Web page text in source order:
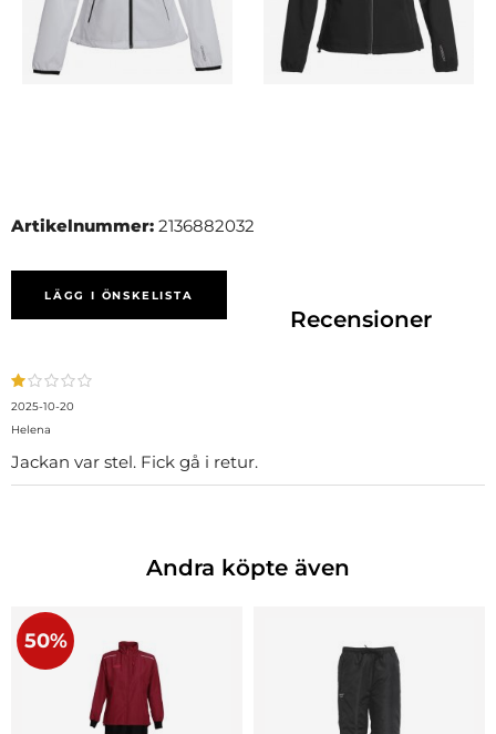
Artikelnummer: 2136882032
LÄGG I ÖNSKELISTA
Recensioner
2025-10-20
Helena
Jackan var stel. Fick gå i retur.
Andra köpte även
50%